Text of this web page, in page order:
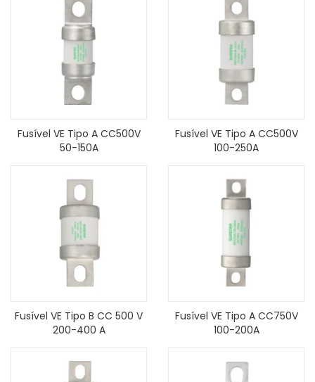
Fusível VE Tipo A CC500V
50-150A
Fusível VE Tipo A CC500V
100-250A
Fusível VE Tipo B CC 500 V
200-400 A
Fusível VE Tipo A CC750V
100-200A